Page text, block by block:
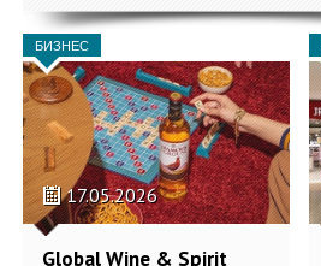
БИЗНЕС
17.05.2026
Global Wine & Spirit